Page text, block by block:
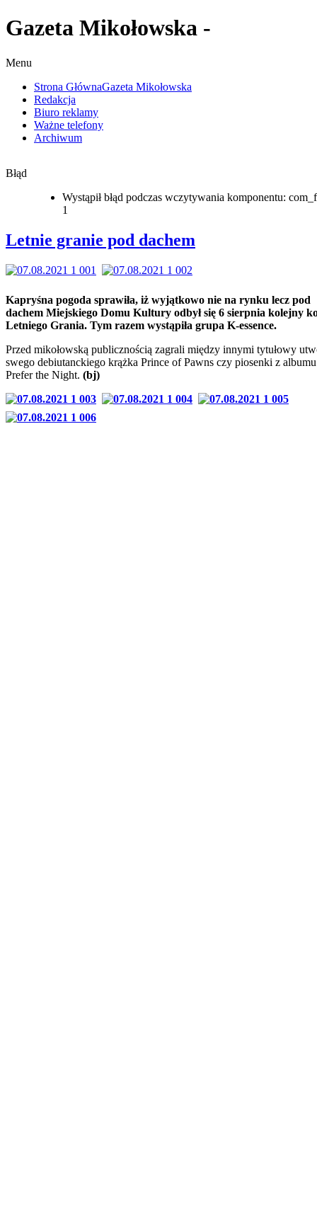
Gazeta Mikołowska -
Menu
Strona GłównaGazeta Mikołowska
Redakcja
Biuro reklamy
Ważne telefony
Archiwum
Błąd
Wystąpił błąd podczas wczytywania komponentu:
1
Letnie granie pod dachem
Kapryśna pogoda sprawiła, iż wyjątkowo nie na rynku lecz pod
dachem Miejskiego Domu Kultury odbył się 6 sierpnia kolejny
Letniego Grania. Tym razem wystąpiła grupa K-essence.
Przed mikołowską publicznością zagrali między innymi tytułowy
swego debiutanckiego krążka Prince of Pawns czy piosenki z
Prefer the Night. (bj)